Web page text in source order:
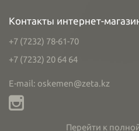
Контакты интернет-
+7 (7232) 78-61-70
+7 (7232) 20 64 64
E-mail: oskemen@zeta.kz
Перейти к